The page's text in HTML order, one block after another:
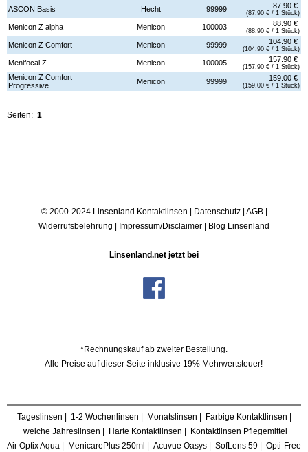
ASCON Basis Hecht 99999 87.90 €
(87.90 € / 1 Stück)
Menicon Z alpha Menicon 100003 88.90 €
(88.90 € / 1 Stück)
Menicon Z Comfort Menicon 99999 104.90 €
(104.90 € / 1 Stück)
Menifocal Z Menicon 100005 157.90 €
(157.90 € / 1 Stück)
Menicon Z Comfort
Progressive
Menicon 99999 159.00 €
(159.00 € / 1 Stück)
Seiten: 1
© 2000-2024 Linsenland Kontaktlinsen | Datenschutz| AGB|
Widerrufsbelehrung | Impressum/Disclaimer | Blog Linsenland
Linsenland.net jetzt bei
*Rechnungskauf ab zweiter Bestellung.
- Alle Preise auf dieser Seite inklusive 19% Mehrwertsteuer! -
Tageslinsen | 1-2 Wochenlinsen | Monatslinsen | Farbige Kontaktlinsen |
weiche Jahreslinsen | Harte Kontaktlinsen | Kontaktlinsen Pflegemittel
Air Optix Aqua | MenicarePlus 250ml | Acuvue Oasys | SofLens 59 | Opti-Free